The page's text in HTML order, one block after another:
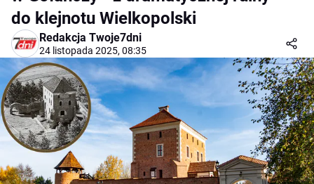
do klejnotu Wielkopolski
Redakcja Twoje7dni
24 listopada 2025, 08:35